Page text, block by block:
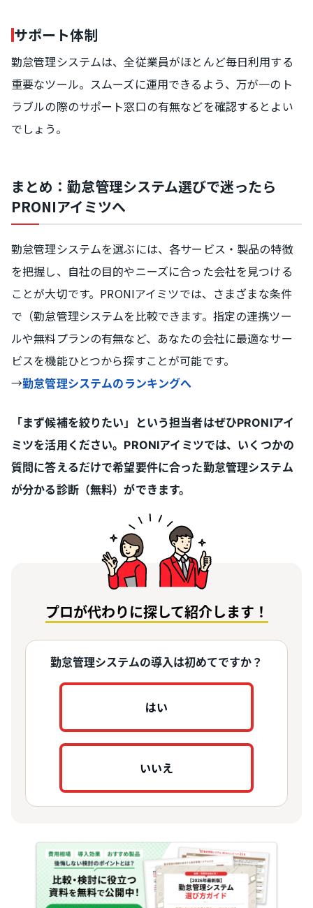
サポート体制
勤怠管理システムは、全従業員がほとんど毎日利用する
重要なツール。スムーズに運用できるよう、万が一のト
ラブルの際のサポート窓口の有無などを確認するとよい
でしょう。
まとめ：勤怠管理システム選びで迷ったら
PRONIアイミツへ
勤怠管理システムを選ぶには、各サービス・製品の特徴
を把握し、自社の目的やニーズに合った会社を見つける
ことが大切です。PRONIアイミツでは、さまざまな条件
で（勤怠管理システムを比較できます。指定の連携ツー
ルや無料プランの有無など、あなたの会社に最適なサー
ビスを機能ひとつから探すことが可能です。
→勤怠管理システムのランキングへ
「まず候補を絞りたい」という担当者はぜひPRONIアイ
ミツを活用ください。PRONIアイミツでは、いくつかの
質問に答えるだけで希望要件に合った勤怠管理システム
が分かる診断（無料）ができます。
プロが代わりに探して紹介します！
勤怠管理システムの導入は初めてですか？
はい
いいえ